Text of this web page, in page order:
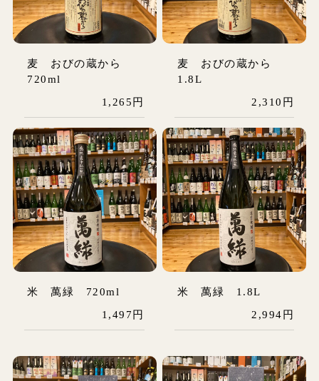
麦 おびの蔵から
720ml
1,265円
麦 おびの蔵から
1.8L
2,310円
米 萬緑 720ml
1,497円
米 萬緑 1.8L
2,994円